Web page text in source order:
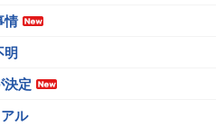
情
明
決定
ル